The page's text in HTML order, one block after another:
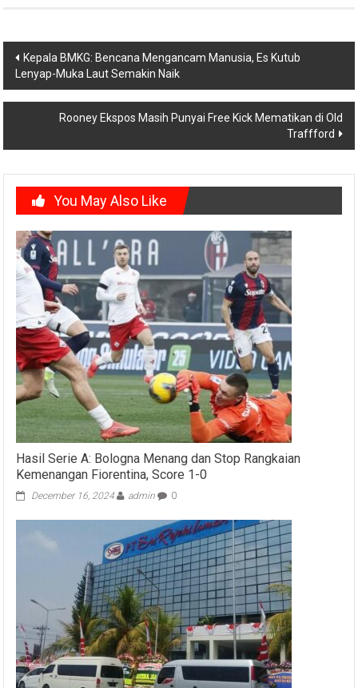
Post
navigation
Kepala BMKG: Bencana Mengancam Manusia, Es Kutub
Lenyap-Muka Laut Semakin Naik
Rooney Ekspos Masih Punyai Free Kick Mematikan di Old
Traffford
You May Also Like
Hasil Serie A: Bologna Menang dan Stop Rangkaian
Kemenangan Fiorentina, Score 1-0
December 16, 2024 admin 0